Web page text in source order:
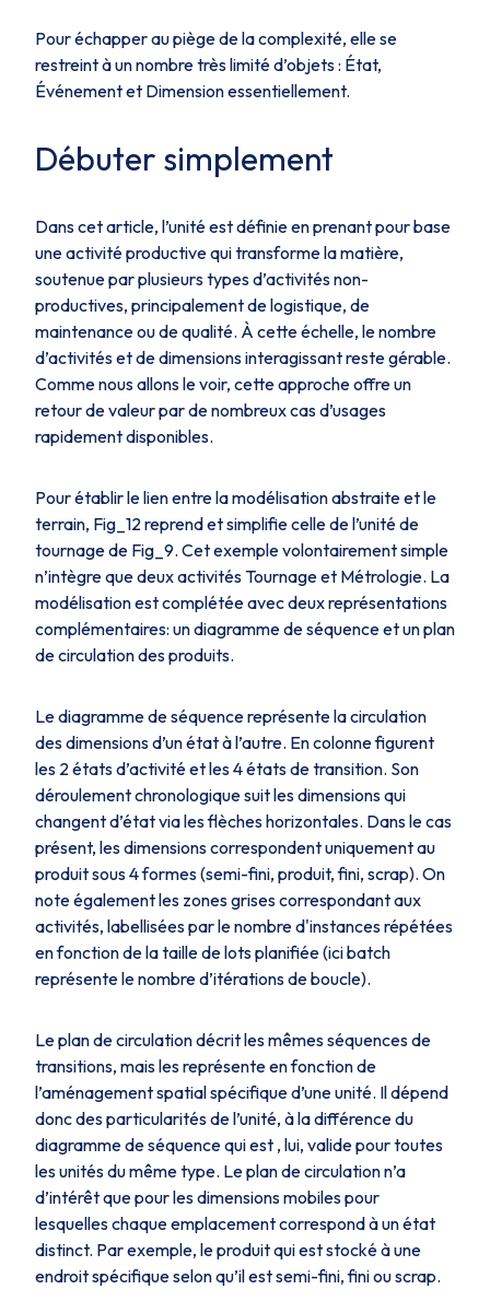
Pour échapper au piège de la complexité, elle se
restreint à un nombre très limité d’objets : État,
Événement et Dimension essentiellement.
Débuter simplement
Dans cet article, l’unité est définie en prenant pour base
une activité productive qui transforme la matière,
soutenue par plusieurs types d’activités non-
productives, principalement de logistique, de
maintenance ou de qualité. À cette échelle, le nombre
d’activités et de dimensions interagissant reste gérable.
Comme nous allons le voir, cette approche offre un
retour de valeur par de nombreux cas d’usages
rapidement disponibles.
Pour établir le lien entre la modélisation abstraite et le
terrain, Fig_12reprend et simplifie celle de l’unité de
tournage de Fig_9. Cet exemple volontairement simple
n’intègre que deux activités Tournageet Métrologie. La
modélisation est complétée avec deux représentations
complémentaires: un diagramme de séquence et un plan
de circulation des produits.
Le diagramme de séquence représente la circulation
des dimensions d’un état à l’autre. En colonne figurent
les 2 états d’activité et les 4 états de transition. Son
déroulement chronologique suit les dimensions qui
changent d’état via les flèches horizontales. Dans le cas
présent, les dimensions correspondent uniquement au
produit sous 4 formes(semi-fini, produit, fini, scrap). On
note également les zones grises correspondant aux
activités, labellisées par le nombre d'instances répétées
en fonction de la taille de lots planifiée (icibatch
représente le nombre d’itérations de boucle).
Le plan de circulation décrit les mêmes séquences de
transitions, mais les représente en fonction de
l’aménagement spatial spécifique d’une unité. Il dépend
donc des particularités de l’unité, à la différence du
diagramme de séquence qui est , lui, valide pour toutes
les unités du même type. Le plan de circulation n’a
d’intérêt que pour les dimensions mobiles pour
lesquelles chaque emplacement correspond à un état
distinct. Par exemple, le produit qui est stocké à une
endroit spécifique selon qu’il est semi-fini,finiouscrap.